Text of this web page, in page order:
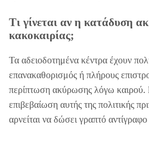
Τι γίνεται αν η κατάδυση
κακοκαιρίας;
Τα αδειοδοτημένα κέντρα έχουν
επανακαθορισμός ή πλήρους
περίπτωση ακύρωσης λόγω καιρού.
επιβεβαίωση αυτής της πολιτικής
αρνείται να δώσει γραπτό